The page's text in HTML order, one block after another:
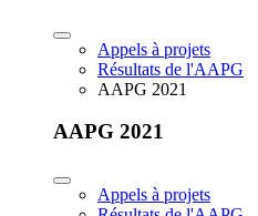
Appels à projets
Résultats de l'AAPG
AAPG 2021
AAPG 2021
Appels à projets